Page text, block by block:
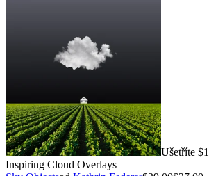
Ušetříte
Inspiring Cloud Overlays